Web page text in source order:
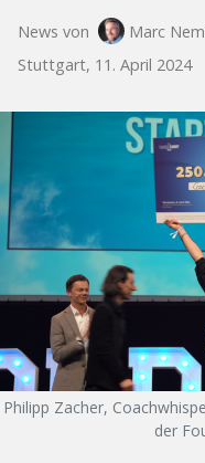
News von
Marc
Stuttgart, 11. April 2024
Philipp Zacher,
der